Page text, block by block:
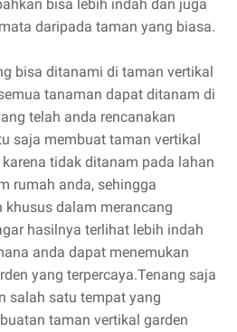
bisa lebih indah dan juga
daripada taman yang biasa.
bisa ditanami di taman vertikal
tanaman dapat ditanam di
telah anda rencanakan
saja membuat taman vertikal
tidak ditanam pada lahan
rumah anda, sehingga
dalam merancang
hasilnya terlihat lebih indah
anda dapat menemukan
yang terpercaya.Tenang saja
salah satu tempat yang
taman vertikal garden